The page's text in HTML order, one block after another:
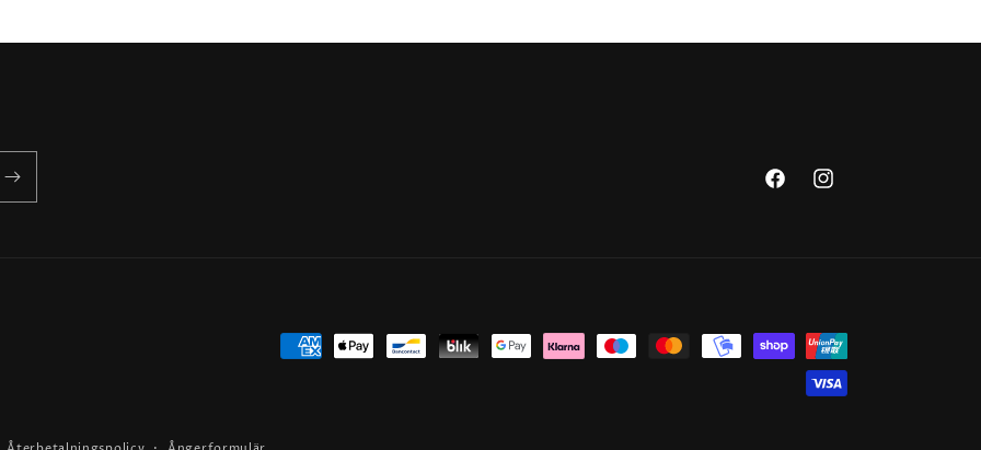
FacebookInstagram
Betalningsmetoder